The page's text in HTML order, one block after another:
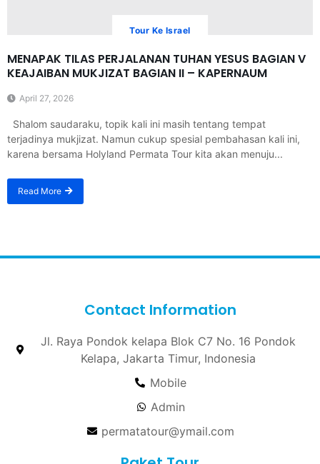
Tour Ke Israel
MENAPAK TILAS PERJALANAN TUHAN YESUS BAGIAN V
KEAJAIBAN MUKJIZAT BAGIAN II – KAPERNAUM
April 27, 2026
Shalom saudaraku, topik kali ini masih tentang tempat
terjadinya mukjizat. Namun cukup spesial pembahasan kali ini,
karena bersama Holyland Permata Tour kita akan menuju...
Read More
Contact Information
Jl. Raya Pondok kelapa Blok C7 No. 16 Pondok
Kelapa, Jakarta Timur, Indonesia
Mobile
Admin
permatatour@ymail.com